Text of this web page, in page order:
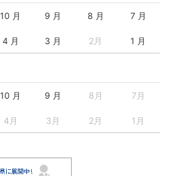
10 月 9 月 8 月 7 月
4 月 3 月 2月 1 月
10 月 9 月 8月 7月
4月 3月 2月 1月